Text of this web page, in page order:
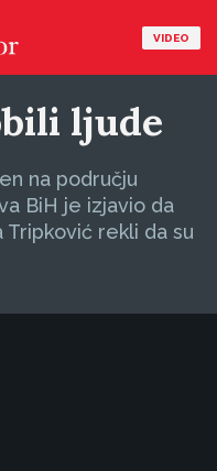
VIDEO
ljude
na području
BiH je izjavio da
Tripković rekli da su